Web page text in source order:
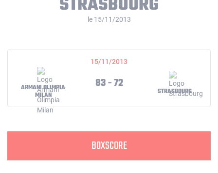
le 15/11/2013
15/11/2013
ARMANI OLIMPIA
MILAN
83 - 72
STRASBOURG
BOXSCORE